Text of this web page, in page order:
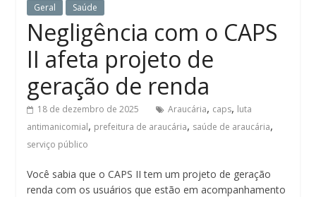
Geral Saúde
Negligência com o CAPS
II afeta projeto de
geração de renda
18 de dezembro de 2025 Araucária, caps, luta
antimanicomial, prefeitura de araucária, saúde de araucária,
serviço público
Você sabia que o CAPS II tem um projeto de geração
renda com os usuários que estão em acompanhamento